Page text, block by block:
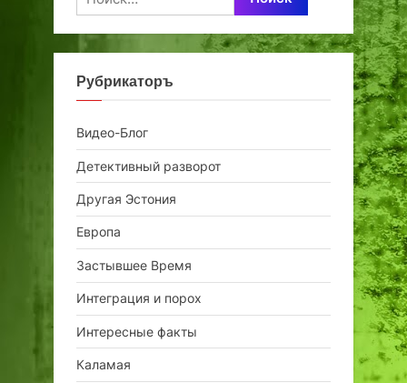
Рубрикаторъ
Видео-Блог
Детективный разворот
Другая Эстония
Европа
Застывшее Время
Интеграция и порох
Интересные факты
Каламая